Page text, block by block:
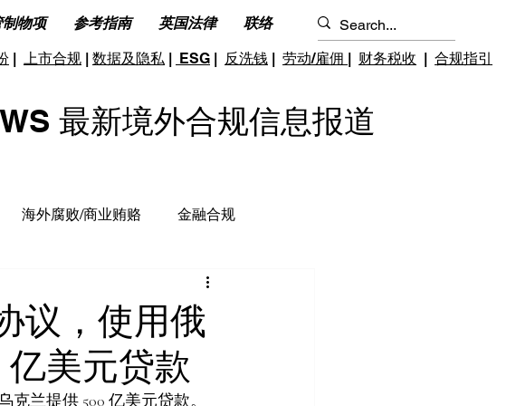
制物项 参考指南 英国法律 联络
| 上市合规 | 数据及隐私 | ESG | 反洗钱 | 劳动/雇佣 | 财务税收 | 合规指引
最新境外合规信息报道
海外腐败/商业贿赂 金融合规
议，使用俄
美元贷款
兰提供 500 亿美元贷款。